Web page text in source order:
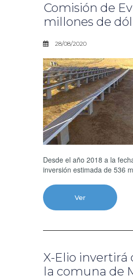
Comisión de
millones de
28/08/2020
Desde el año 2018 a la
inversión estimada de 536
Ver
X-Elio invertirá
la comuna de